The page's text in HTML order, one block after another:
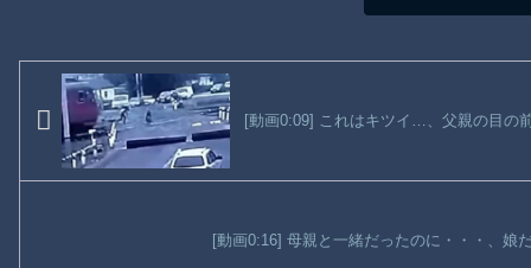
[動画0:09] これはキツイ…、父親の目の
[動画0:16] 母親と一緒だったのに・・・、娘